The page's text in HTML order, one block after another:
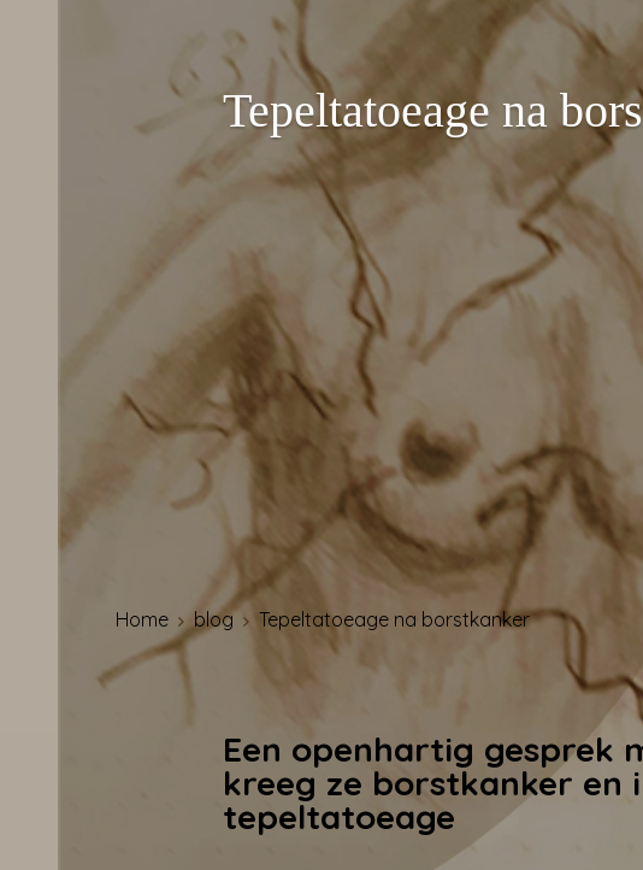
Tepeltatoeage na
Home blog Tepeltatoeage na borstkanker
Een openhartig gesprek
kreeg ze borstkanker en
tepeltatoeage